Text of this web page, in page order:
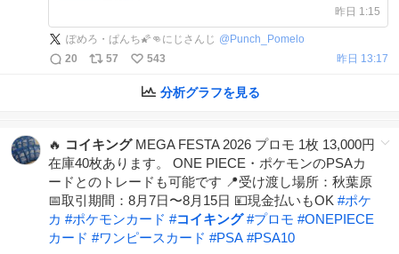
すぎる【ポケットモンスター ファイ
アレッド】【ぽめろ・ぱんち / にじさ
んじ】 youtube.com/live/Qw2qbLH_j…
昨日 1:15
ぽめろ・ぱんち🌠👊にじさんじ @ Punch_Pomelo
20
57 543 昨日 13:17
分析グラフを見る
🔥 コイキングMEGA FESTA 2026 プロモ 1枚 13,000円
在庫40枚あります。 ONE PIECE・ポケモンのPSAカ
ードとのトレードも可能です 📍受け渡し場所：秋葉原
📅取引期間：8月7日〜8月15日 💴現金払いもOK #ポケ
カ #ポケモンカード #コイキング #プロモ #ONEPIECE
カード #ワンピースカード #PSA #PSA10